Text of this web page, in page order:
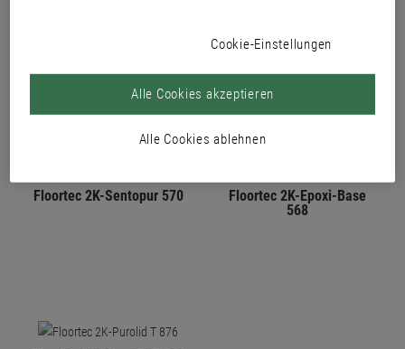
Floortec 2K-Sentopur 570
Floortec 2K-Epoxi-Base
568
Cookie-Einstellungen
Alle Cookies ablehnen
Alle Cookies akzeptieren